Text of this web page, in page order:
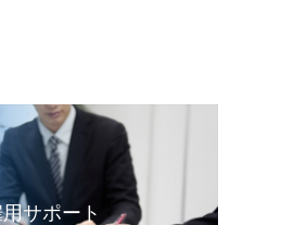
サポート